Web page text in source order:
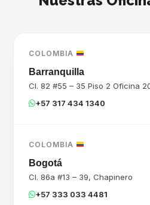
COLOMBIA
Barranquilla
Cl. 82 #55 – 35 Piso 2 Oficina
+57 317 434 1340
COLOMBIA
Bogotá
Cl. 86a #13 – 39, Chapinero
+57 333 033 4481